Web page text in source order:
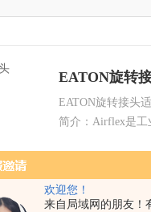
欢迎您！
来自局域网的朋友！
EATON旋转
EATON旋转接头
简介：Airflex是工
气的机械设备。